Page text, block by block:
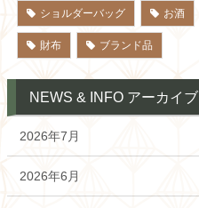
ショルダーバッグ お酒
財布 ブランド品
NEWS & INFO アーカイブ
2026年7月
2026年6月